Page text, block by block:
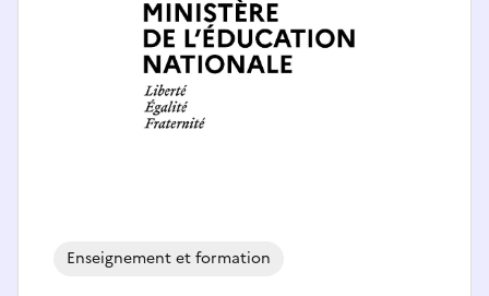
Enseignement et formation